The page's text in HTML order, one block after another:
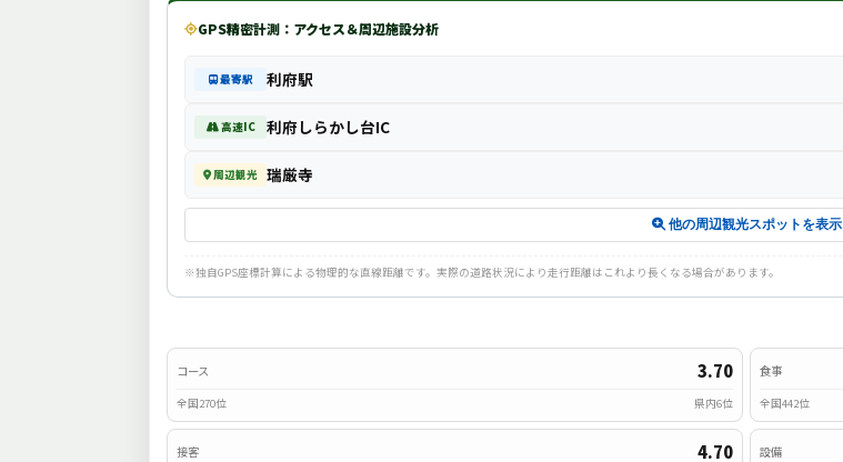
GPS精密計測：アクセス＆周辺施設分析
最寄駅 利府駅
高速IC 利府しらかし台IC
周辺観光 瑞厳寺
他の周辺観光スポットを表示
※独自GPS座標計算による物理的な直線距離です。実際の道路状況により走行距離はこれより長くなる場合があります。
コース 3.70
全国270位 県内6位
食事
全国442位
接客 4.70 設備